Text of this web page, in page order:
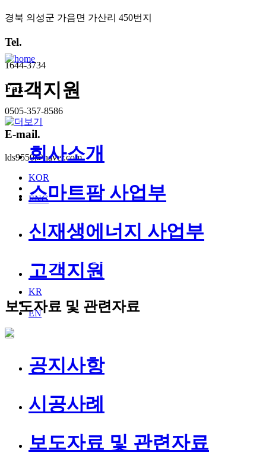
경북 의성군 가음면 가산리 450번지
Tel.
1644-3734
Fax.
0505-357-8586
E-mail.
lds9550@naver.com
KOR
ENG
사업부
KR
EN
고객지원
회사소개
스마트팜 사업부
신재생에너지 사업부
고객지원
보도자료 및 관련자료
공지사항
시공사례
보도자료 및 관련자료